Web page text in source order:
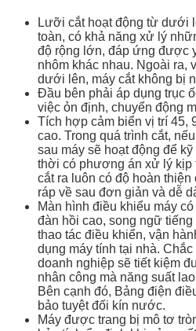
Lưỡi cắt hoạt động từ dưới
toàn, có khả năng xử lý
độ rộng lớn, đáp ứng được
nhôm khác nhau. Ngoài
dưới lên, máy cắt không bị
Đầu bên phải áp dụng trục
việc ỏn định, chuyển động
Tích hợp cảm biển vị trí 45,
cao. Trong quá trình cắt,
sau máy sẽ hoạt động để
thời có phương án xử lý kịp
cắt ra luôn có độ hoàn
ráp về sau đơn giản và dễ
Màn hình điều khiểu máy
đàn hồi cao, song ngữ
thao tác điều khiển, vận
dụng máy tính tại nhà.
doanh nghiệp sẽ tiết kiệm
nhân công mà năng suất
Bên cạnh đó, Bảng điện
bảo tuyệt đối kín nước.
Máy được trang bị mô tơ